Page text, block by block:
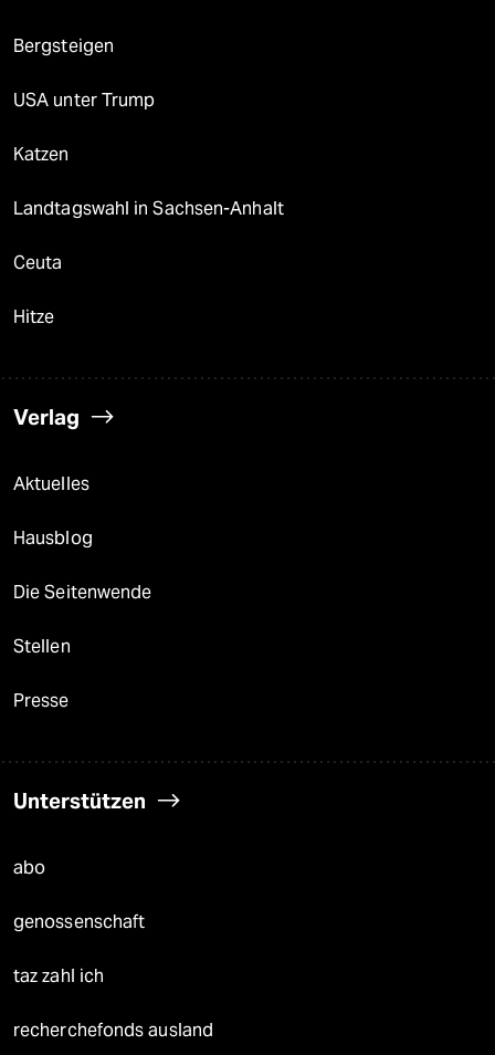
Bergsteigen
USA unter Trump
Katzen
Landtagswahl in Sachsen-Anhalt
Ceuta
Hitze
Verlag
Aktuelles
Hausblog
Die Seitenwende
Stellen
Presse
Unterstützen
abo
genossenschaft
taz zahl ich
recherchefonds ausland